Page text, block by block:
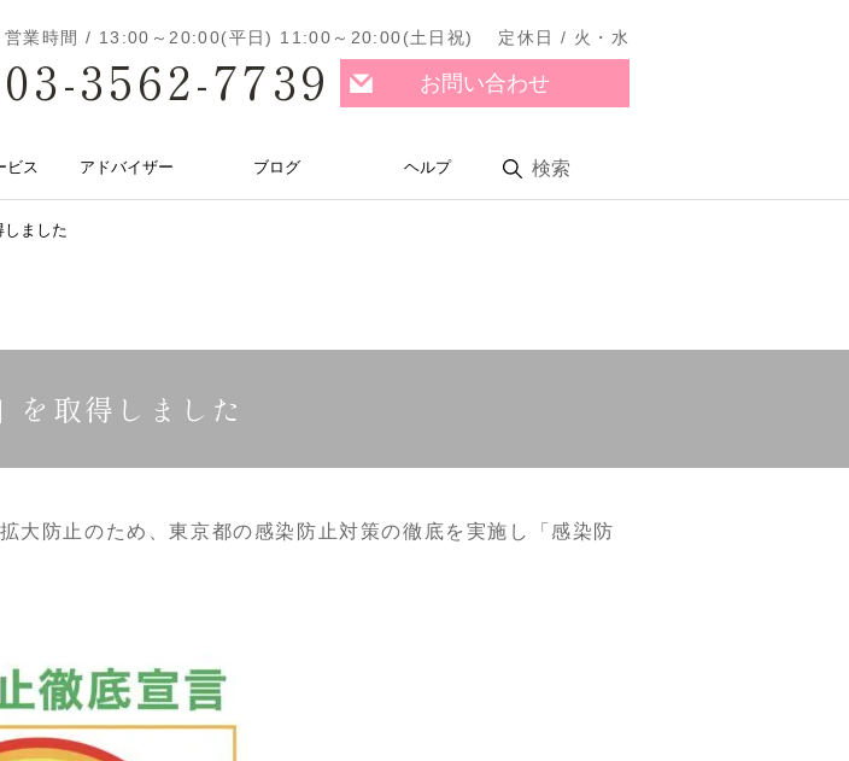
営業時間 / 13:00～20:00(平日) 11:00～20:00(土日祝) 定休日 / 火・水
03-3562-7739 お問い合わせ
ビス アドバイザー ブログ ヘルプ 検索
ました
を取得しました
大防止のため、東京都の感染防止対策の徹底を実施し「感染防